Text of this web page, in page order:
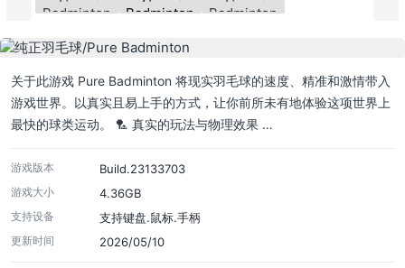
关于此游戏 Pure Badminton 将现实羽毛球的速度、精准和激情带入
游戏世界。以真实且易上手的方式，让你前所未有地体验这项世界上
最快的球类运动。 🏸 真实的玩法与物理效果 …
游戏版本 Build.23133703
游戏大小 4.36GB
支持设备 支持键盘.鼠标.手柄
更新时间 2026/05/10